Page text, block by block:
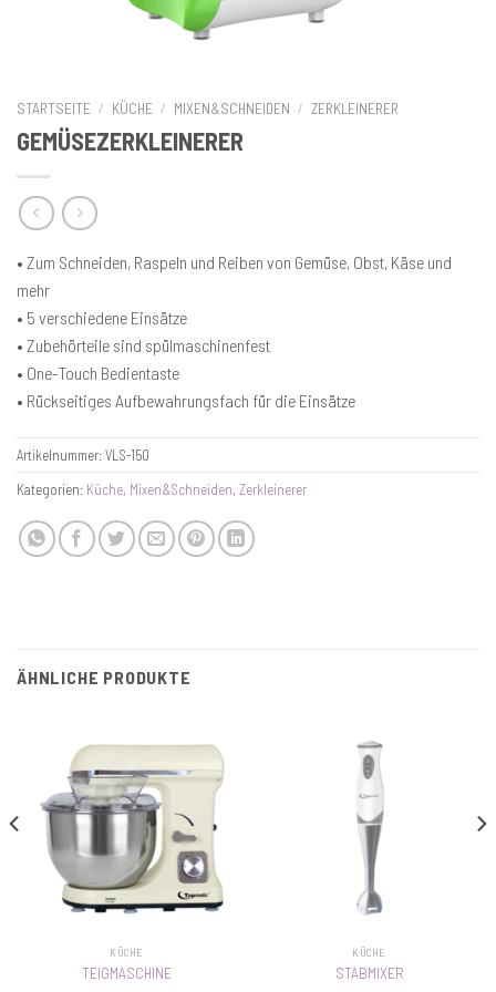
STARTSEITE / KÜCHE / MIXEN&SCHNEIDEN / ZERKLEINERER
GEMÜSEZERKLEINERER
• Zum Schneiden, Raspeln und Reiben von Gemüse, Obst, Käse und
mehr
• 5 verschiedene Einsätze
• Zubehörteile sind spülmaschinenfest
• One-Touch Bedientaste
• Rückseitiges Aufbewahrungsfach für die Einsätze
Artikelnummer:VLS-150
Kategorien: Küche, Mixen&Schneiden, Zerkleinerer
ÄHNLICHE PRODUKTE
KÜCHE
TEIGMASCHINE
KÜCHE
STABMIXER